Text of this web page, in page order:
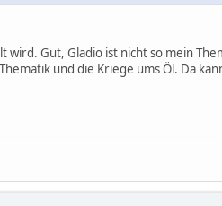
Gut, Gladio ist nicht so mein
und die Kriege ums Öl. Da